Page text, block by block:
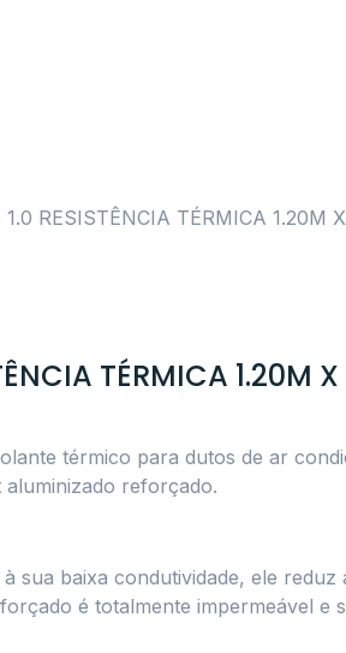
RESISTÊNCIA TÉRMICA 1.20M
TÉRMICA 1.20M
térmico para dutos de ar
reforçado.
sua baixa condutividade, ele
é totalmente impermeável